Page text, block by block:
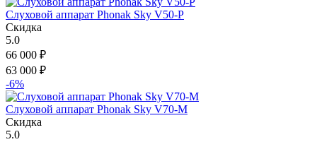
Слуховой аппарат Phonak Sky V50-P
Скидка
5.0
66 000 ₽
63 000 ₽
-6%
Слуховой аппарат Phonak Sky V70-M
Скидка
5.0